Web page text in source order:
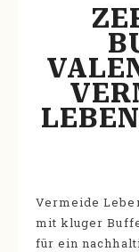
Vermeide
mit kluger
für ein